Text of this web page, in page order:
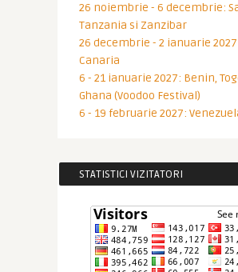
26 noiembrie - 6 decembrie:
Tanzania si Zanzibar
26 decembrie - 2 ianuarie
Canaria
6 - 21 ianuarie 2027: Benin,
Ghana (Voodoo Festival)
6 - 19 februarie 2027:
STATISTICI VIZITATORI